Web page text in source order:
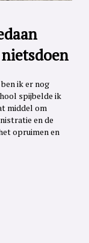
ik er nog
spijbelde ik
middel om
en de
opruimen en